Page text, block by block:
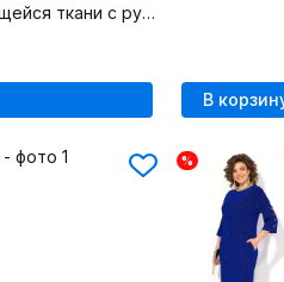
Элегантное платье из струящейся ткани с рукавом-буфом и рельефами
В
%